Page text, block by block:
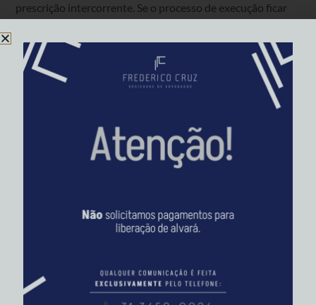
prescrição intercorrente. Se o processo de execução ficar
indicação de bens ou cálculos), o juiz pode extinguir a
execução definitivamente.
Este ano, o Tribunal Superior do Trabalho (TST) reafirmou
que a suspensão de prazos ocorrida durante a pandemia
ainda impacta a contagem de prescrições em curso. Além
contra entes públicos e grandes empresas, definindo que o
prazo individual não corre enquanto houver discussões
Para o trabalhador, isso significa uma sobrevida em prazos
que pareciam perdidos, mas exige uma análise técnica